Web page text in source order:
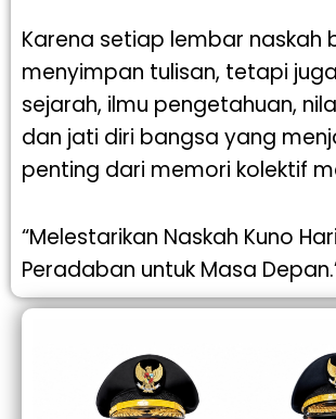
Karena setiap lembar naskah
menyimpan tulisan, tetapi
sejarah, ilmu pengetahuan,
dan jati diri bangsa yang
penting dari memori kolektif
“Melestarikan Naskah Kuno
Peradaban untuk Masa